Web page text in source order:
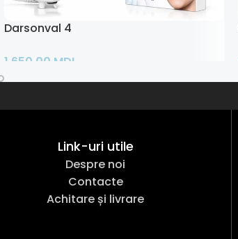
Darsonval 4
1.650,00 MDL
Adaugă În Coș
Link-uri utile
Despre noi
Contacte
Achitare și livrare